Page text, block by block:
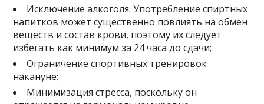
Исключение алкоголя. Употребление спиртных
напитков может существенно повлиять на обмен
веществ и состав крови, поэтому их следует
избегать как минимум за 24 часа до сдачи;
Ограничение спортивных тренировок
накануне;
Минимизация стресса, поскольку он